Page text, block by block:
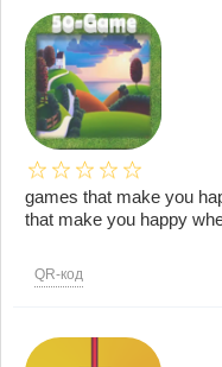
games that make you
that make you happy
QR-код